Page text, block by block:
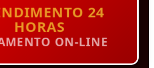
24
HORAS
ON-LINE